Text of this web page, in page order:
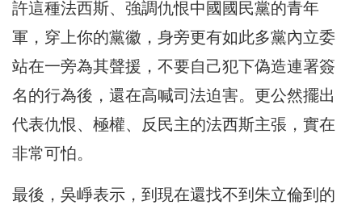
許這種法西斯、強調仇恨中國國民黨的青年
軍，穿上你的黨徽，身旁更有如此多黨內立委
站在一旁為其聲援，不要自己犯下偽造連署簽
名的行為後，還在高喊司法迫害。更公然擺出
代表仇恨、極權、反民主的法西斯主張，實在
非常可怕。
最後，吳崢表示，到現在還找不到朱立倫到的